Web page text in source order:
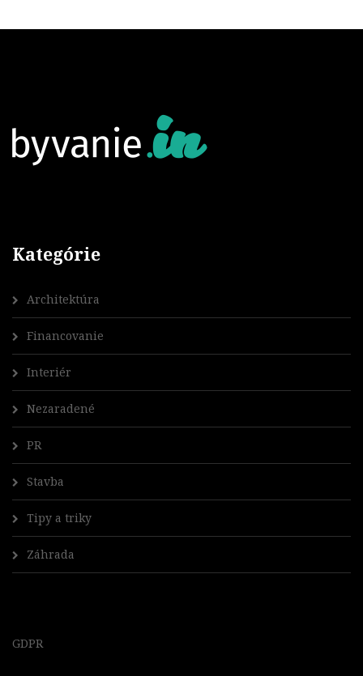
Kategórie
Architektúra
Financovanie
Interiér
Nezaradené
PR
Stavba
Tipy a triky
Záhrada
GDPR